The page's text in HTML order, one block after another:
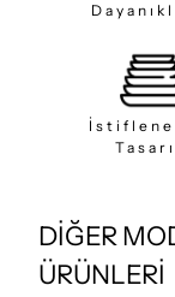
DİĞER
ÜRÜNLERİ